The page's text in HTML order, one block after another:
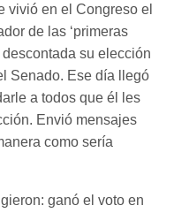
vivió en el Congreso el
de las ‘primeras
descontada su elección
Senado. Ese día llegó
a todos que él les
Envió mensajes
como sería
ganó el voto en